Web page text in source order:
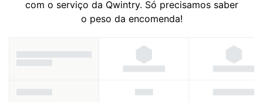
com o serviço da Qwintry. Só precisamos saber
o peso da encomenda!